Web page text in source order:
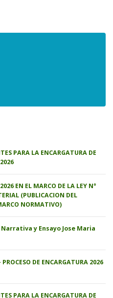
PARA LA ENCARGATURA DE
EN EL MARCO DE LA LEY N°
(PUBLICACION DEL
NORMATIVO)
y Ensayo Jose Maria
DE ENCARGATURA 2026
PARA LA ENCARGATURA DE